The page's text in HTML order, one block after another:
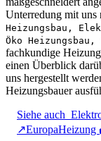
Unterredung mit uns
Heizungsbau,
Öko
fachkundige
einen Überblick
uns hergestellt
Heizungsbauer
Siehe auch